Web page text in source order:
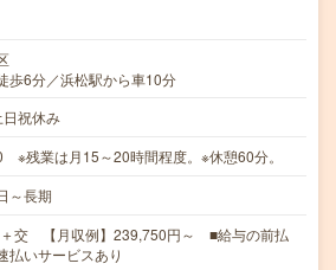
歩6分／浜松駅から車10分
祝休み
※残業は月15～20時間程度。※休憩60分。
～長期
交 【月収例】239,750円～ ■給与の前払
払いサービスあり